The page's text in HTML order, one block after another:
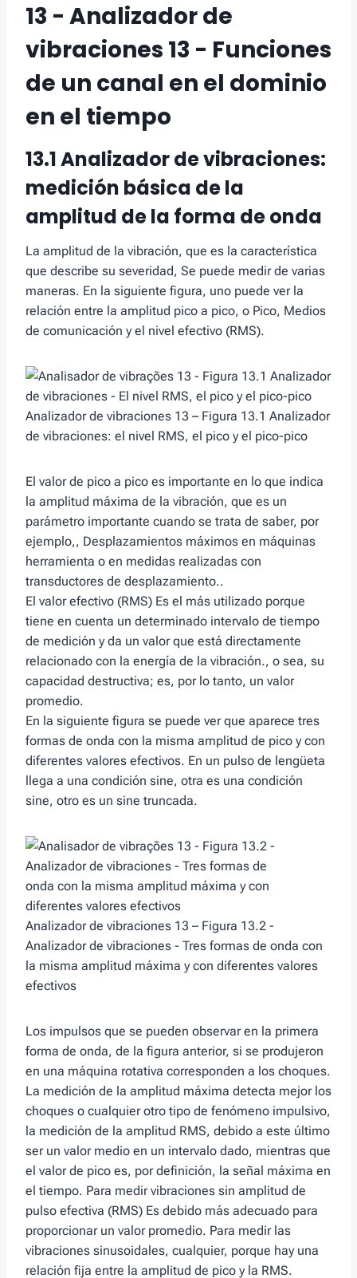
13 - Analizador de
vibraciones 13 - Funciones
de un canal en el dominio
en el tiempo
13.1 Analizador de vibraciones:
medición básica de la
amplitud de la forma de onda
La amplitud de la vibración, que es la característica
que describe su severidad, Se puede medir de varias
maneras. En la siguiente figura, uno puede ver la
relación entre la amplitud pico a pico, o Pico, Medios
de comunicación y el nivel efectivo (RMS).
Analizador de vibraciones 13 – Figura 13.1 Analizador
de vibraciones: el nivel RMS, el pico y el pico-pico
El valor de pico a pico es importante en lo que indica
la amplitud máxima de la vibración, que es un
parámetro importante cuando se trata de saber, por
ejemplo,, Desplazamientos máximos en máquinas
herramienta o en medidas realizadas con
transductores de desplazamiento..
El valor efectivo (RMS) Es el más utilizado porque
tiene en cuenta un determinado intervalo de tiempo
de medición y da un valor que está directamente
relacionado con la energía de la vibración., o sea, su
capacidad destructiva; es, por lo tanto, un valor
promedio.
En la siguiente figura se puede ver que aparece tres
formas de onda con la misma amplitud de pico y con
diferentes valores efectivos. En un pulso de lengüeta
llega a una condición sine, otra es una condición
sine, otro es un sine truncada.
Analizador de vibraciones 13 – Figura 13.2 -
Analizador de vibraciones - Tres formas de onda con
la misma amplitud máxima y con diferentes valores
efectivos
Los impulsos que se pueden observar en la primera
forma de onda, de la figura anterior, si se produjeron
en una máquina rotativa corresponden a los choques.
La medición de la amplitud máxima detecta mejor los
choques o cualquier otro tipo de fenómeno impulsivo,
la medición de la amplitud RMS, debido a este último
ser un valor medio en un intervalo dado, mientras que
el valor de pico es, por definición, la señal máxima en
el tiempo. Para medir vibraciones sin amplitud de
pulso efectiva (RMS) Es debido más adecuado para
proporcionar un valor promedio. Para medir las
vibraciones sinusoidales, cualquier, porque hay una
relación fija entre la amplitud de pico y la RMS.